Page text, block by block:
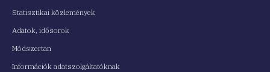
Statisztikai közlemények
Adatok, idősorok
Módszertan
Információk adatszolgáltatóknak